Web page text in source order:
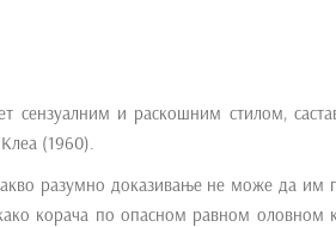
сензуалним и раскошним стилом,
(1960).
разумно доказивање не може да им
корача по опасном равном оловном